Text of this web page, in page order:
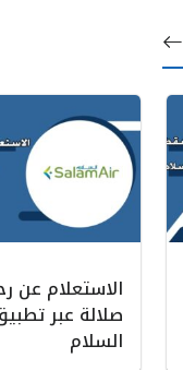
الاستعلام عن
صلالة عبر
السلام